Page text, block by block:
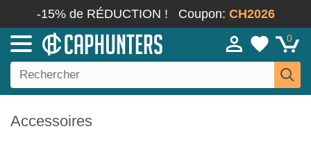
-15% de RÉDUCTION ! Coupon: CH2026
0
Accessoires